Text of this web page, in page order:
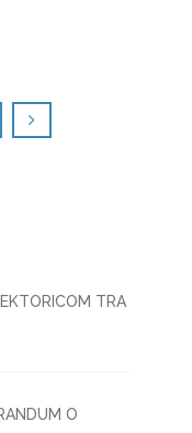
TRA
O